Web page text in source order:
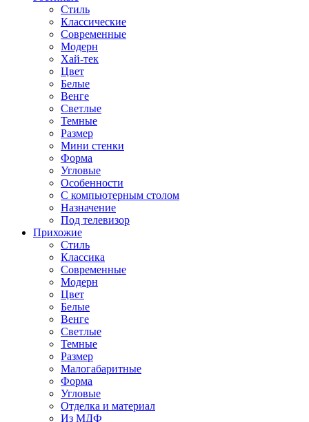
Стиль
Классические
Современные
Модерн
Хай-тек
Цвет
Белые
Венге
Светлые
Темные
Размер
Мини стенки
Форма
Угловые
Особенности
С компьютерным столом
Назначение
Под телевизор
Прихожие
Стиль
Классика
Современные
Модерн
Цвет
Белые
Венге
Светлые
Темные
Размер
Малогабаритные
Форма
Угловые
Отделка и материал
Из МДФ